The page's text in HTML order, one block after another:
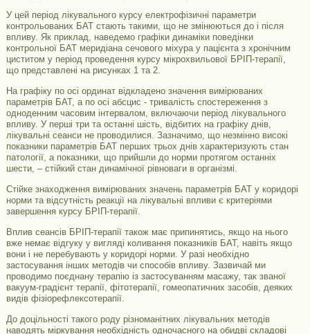
У цей період лікувального курсу електрофізичні параметри
контрольованих БАТ стають такими, що не змінюються до і після
впливу. Як приклад, наведемо графіки динаміки поведінки
контрольної БАТ меридіана сечового міхура у пацієнта з хронічним
циститом у період проведення курсу мікрохвильової БРІП-терапії,
що представлені на рисунках 1 та 2.
На графіку по осі ординат відкладено значення вимірюваних
параметрів БАТ, а по осі абсцис - тривалість спостереження з
одноденним часовим інтервалом, включаючи період лікувального
впливу. У перші три та останні шість, відбитих на графіку днів,
лікувальні сеанси не проводилися. Зазначимо, що незмінно високі
показники параметрів БАТ перших трьох днів характеризують стан
патології, а показники, що прийшли до норми протягом останніх
шести, – стійкий стан динамічної рівноваги в організмі.
Стійке знаходження вимірюваних значень параметрів БАТ у коридорі
норми та відсутність реакції на лікувальні впливи є критеріями
завершення курсу БРІП-терапії.
Вплив сеансів БРІП-терапії також має припинятись, якщо на нього
вже немає відгуку у вигляді коливання показників БАТ, навіть якщо
вони і не перебувають у коридорі норми. У разі необхідно
застосування інших методів чи способів впливу. Зазвичай ми
проводимо поєднану терапію із застосуванням масажу, так званої
вакуум-градієнт терапії, фітотерапії, гомеопатичних засобів, деяких
видів фізіорефлексотерапії.
До доцільності такого роду різноманітних лікувальних методів
наводять міркування необхідність одночасного на обидві складові